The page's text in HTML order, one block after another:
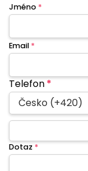
Jméno *
Email *
Telefon*
Česko (+420)
Dotaz *